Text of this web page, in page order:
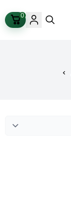
0